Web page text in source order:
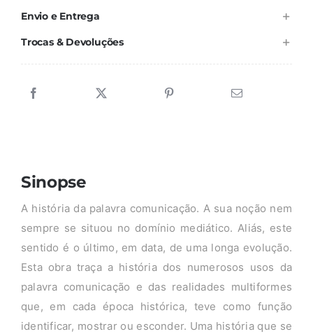
Envio e Entrega
Trocas & Devoluções
Sinopse
A história da palavra comunicação. A sua noção nem
sempre se situou no domínio mediático. Aliás, este
sentido é o último, em data, de uma longa evolução.
Esta obra traça a história dos numerosos usos da
palavra comunicação e das realidades multiformes
que, em cada época histórica, teve como função
identificar, mostrar ou esconder. Uma história que se